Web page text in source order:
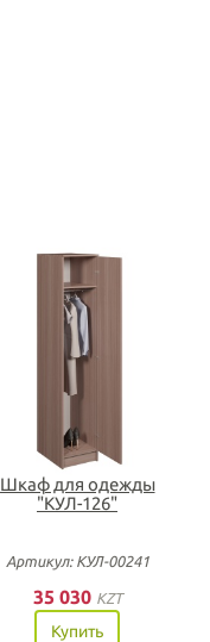
Шкаф для одежды
"КУЛ-126"
Артикул: КУЛ-00241
35 030 KZT
Купить